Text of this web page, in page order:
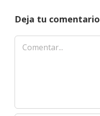
Deja tu comentario
Comentar